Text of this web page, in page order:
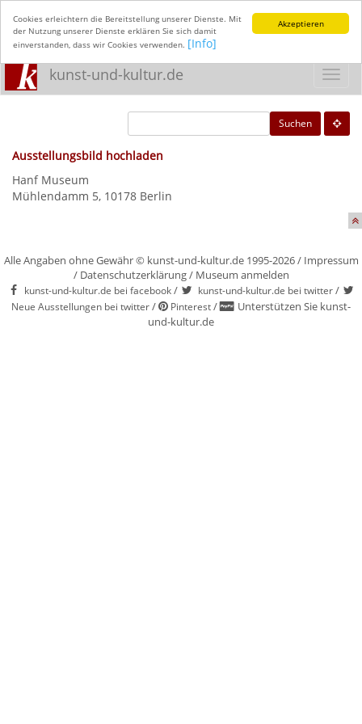
Akzeptieren
Cookies erleichtern die Bereitstellung unserer Dienste. Mit
der Nutzung unserer Dienste erklären Sie sich damit
einverstanden, dass wir Cookies verwenden. [Info]
kunst-und-kultur.de
Suchen
Ausstellungsbild hochladen
Hanf Museum
Mühlendamm 5, 10178 Berlin
Alle Angaben ohne Gewähr © kunst-und-kultur.de 1995-2026 / Impressum
/ Datenschutzerklärung/ Museum anmelden
kunst-und-kultur.de bei facebook/ kunst-und-kultur.de bei twitter/
Neue Ausstellungen bei twitter/ Pinterest/
Unterstützen Sie kunst-
und-kultur.de